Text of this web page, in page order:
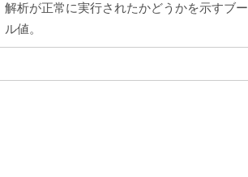
解析が正常に実行されたかどうかを示すブー
ル値。